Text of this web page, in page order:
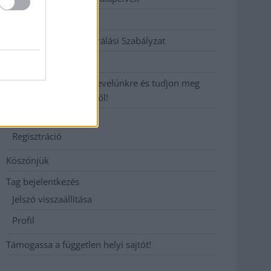
Hozzászólási és Moderálási Szabályzat
Iratkozzon fel heti hírlevelünkre és tudjon meg
még többet megyénkről!
Regisztráció
Köszönjük
Tag bejelentkezés
Jelszó visszaállítása
Profil
Támogassa a független helyi sajtót!